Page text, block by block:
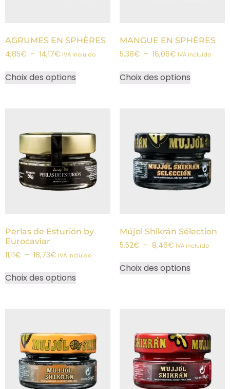
AGRUMES EN SPHÈRES
4,85€ – 14,17€ IVA incluido
Choix des options
MANGUE EN SPHÈRES
5,38€ – 16,06€ IVA incluido
Choix des options
Perlas de Esturión by
Eurocaviar
11,11€ – 18,73€ IVA incluido
Choix des options
Mújol Shikrán Sélection
5,52€ – 8,46€ IVA incluido
Choix des options